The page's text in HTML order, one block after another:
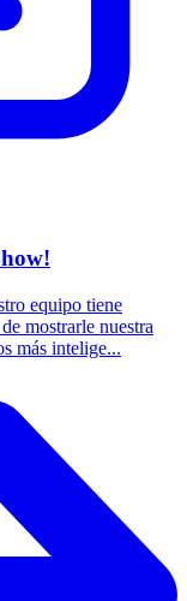
equipo tiene
mostrarle nuestra
más intelige...